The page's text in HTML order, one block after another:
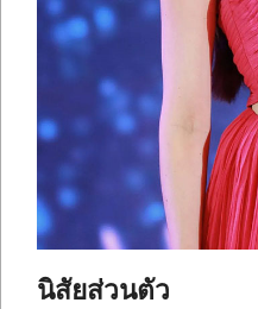
นิสัยส่วนตัว